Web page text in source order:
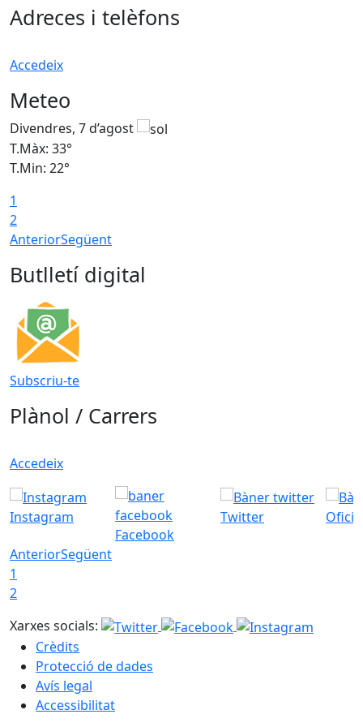
Adreces i telèfons
Accedeix
Meteo
Divendres, 7 d’agost
T.Màx: 33°
T.Min: 22°
1
2
AnteriorSegüent
Butlletí digital
Subscriu-te
Plànol / Carrers
Accedeix
Instagram
Facebook
Twitter
AnteriorSegüent
1
2
Xarxes socials:
Crèdits
Protecció de dades
Avís legal
Accessibilitat